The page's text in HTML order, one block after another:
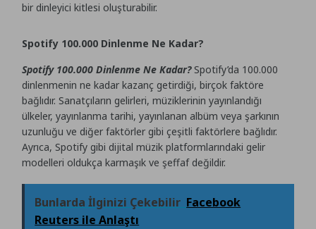
bir dinleyici kitlesi oluşturabilir.
Spotify 100.000 Dinlenme Ne Kadar?
Spotify 100.000 Dinlenme Ne Kadar?Spotify’da 100.000
dinlenmenin ne kadar kazanç getirdiği, birçok faktöre
bağlıdır. Sanatçıların gelirleri, müziklerinin yayınlandığı
ülkeler, yayınlanma tarihi, yayınlanan albüm veya şarkının
uzunluğu ve diğer faktörler gibi çeşitli faktörlere bağlıdır.
Ayrıca, Spotify gibi dijital müzik platformlarındaki gelir
modelleri oldukça karmaşık ve şeffaf değildir.
Bunlarda İlginizi Çekebilir Facebook
Reuters ile Anlaştı